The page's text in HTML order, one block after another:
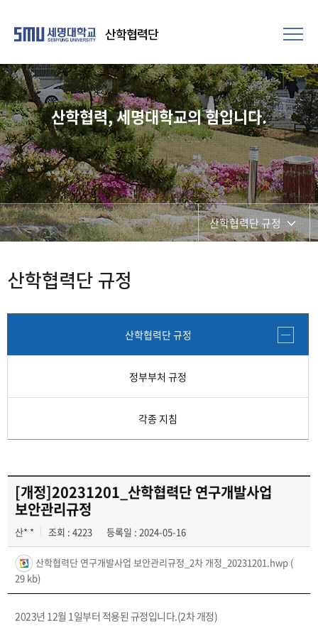
산학협력단
산학협력, 세명대학교의 힘입니다.
산학협력단 규정
산학협력단 규정
산학협력단 규정
정부부처 규정
각종 지침
[개정]20231201_산학협력단 연구개발사업
보안관리규정
산* * 조회 : 4223 등록일 : 2024-05-16
산학협력단 연구개발사업 보안관리규정_2차 개정_20231201.hwp (
29 kb)
2023년 12월 1일부터 적용된 규정입니다.(2차 개정)